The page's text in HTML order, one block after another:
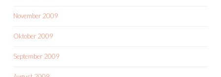
November 2009
Oktober 2009
September 2009